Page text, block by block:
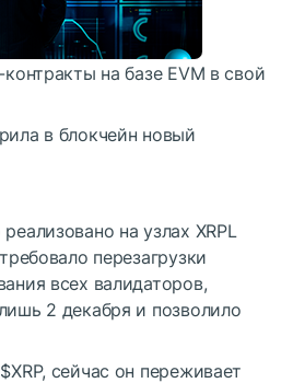
на базе EVM в свой
в блокчейн новый
на узлах XRPL
перезагрузки
всех валидаторов,
2 декабря и позволило
$XRP, сейчас он переживает